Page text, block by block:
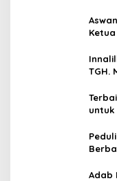
Ketua
TGH.
untuk
Adab